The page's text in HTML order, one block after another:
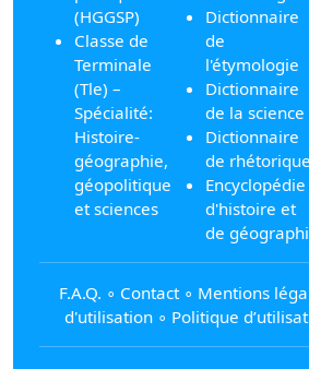
(HGGSP)
Classe de
Terminale
(Tle) –
Spécialité:
Histoire-
géographie,
géopolitique
et sciences
Dictionnaire
de
l'étymologie
Dictionnaire
de la science
Dictionnaire
de rhétorique
Encyclopédie
d'histoire et
de
F.A.Q. ∘ Contact ∘ Mentions
d'utilisation∘ Politique